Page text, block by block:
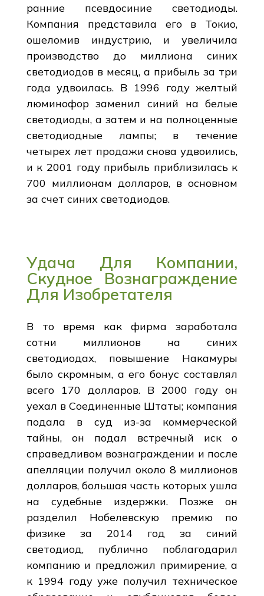
ранние псевдосиние светодиоды.
Компания представила его в Токио,
ошеломив индустрию, и увеличила
производство до миллиона синих
светодиодов в месяц, а прибыль за три
года удвоилась. В 1996 году желтый
люминофор заменил синий на белые
светодиоды, а затем и на полноценные
светодиодные лампы; в течение
четырех лет продажи снова удвоились,
и к 2001 году прибыль приблизилась к
700 миллионам долларов, в основном
за счет синих светодиодов.
Удача Для Компании,
Скудное Вознаграждение
Для Изобретателя
В то время как фирма заработала
сотни миллионов на синих
светодиодах, повышение Накамуры
было скромным, а его бонус составлял
всего 170 долларов. В 2000 году он
уехал в Соединенные Штаты; компания
подала в суд из-за коммерческой
тайны, он подал встречный иск о
справедливом вознаграждении и после
апелляции получил около 8 миллионов
долларов, большая часть которых ушла
на судебные издержки. Позже он
разделил Нобелевскую премию по
физике за 2014 год за синий
светодиод, публично поблагодарил
компанию и предложил примирение, а
к 1994 году уже получил техническое